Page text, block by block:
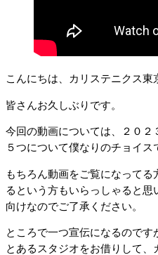
こんにちは、カリステニクス東
皆さんお久しぶりです。
今回の動画については、２０
５つについて僕なりのチョイス
もちろん動画をご覧になって
るという方もいらっしゃると
向けなのでご了承ください。
ところで一つ宣伝になるので
とあるスタジオをお借りして